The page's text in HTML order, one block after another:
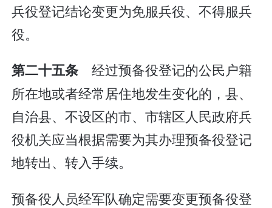
兵役登记结论变更为免服兵役、不得服兵
役。
第二十五条经过预备役登记的公民户籍
所在地或者经常居住地发生变化的，县、
自治县、不设区的市、市辖区人民政府兵
役机关应当根据需要为其办理预备役登记
地转出、转入手续。
预备役人员经军队确定需要变更预备役登